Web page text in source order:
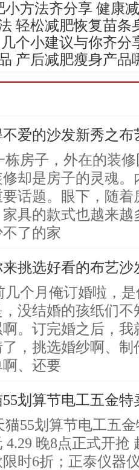
小方法齐分享 健康
轻松减肥恢复苗条
个小建议与你齐分
产后减肥瘦身产品
爱的沙发新秀之布
栋房子，外在的装
修却是房子的灵魂
要话题。眼下，随
具的款式也越来
了的家
挑选好看的布艺沙
几个月俺订婚啦，
没结婚的孩纸们
。订完婚之后，
，挑选婚纱啊、
、还要
55划算节电工五金特
猫55划算节电工五
4.29 晚8点正式开抢
时6折；正泰仪器